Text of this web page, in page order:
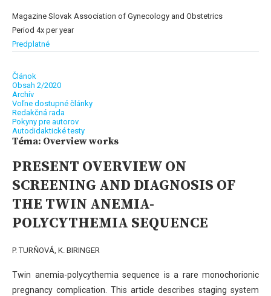
Magazine Slovak Association of Gynecology and Obstetrics
Period 4x per year
Predplatné
Článok
Obsah 2/2020
Archív
Voľne dostupné články
Redakčná rada
Pokyny pre autorov
Autodidaktické testy
Téma: Overview works
PRESENT OVERVIEW ON
SCREENING AND DIAGNOSIS OF
THE TWIN ANEMIA-
POLYCYTHEMIA SEQUENCE
P. TURŇOVÁ, K. BIRINGER
Twin anemia-polycythemia sequence is a rare monochorionic
pregnancy complication. This article describes staging system